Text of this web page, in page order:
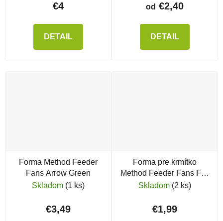
€4
DETAIL
od €2,40
DETAIL
Forma Method Feeder
Fans Arrow Green
Skladom (1 ks)
€3,49
Forma pre krmítko
Method Feeder Fans Flat
Feeder Long Distance
Skladom (2 ks)
€1,99